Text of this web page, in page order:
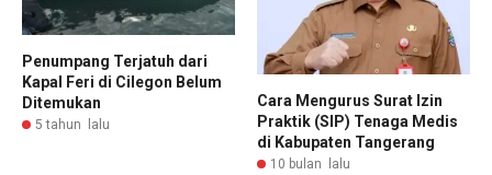
Penumpang Terjatuh dari
Kapal Feri di Cilegon Belum
Ditemukan
5 tahun lalu
Cara Mengurus Surat Izin
Praktik (SIP) Tenaga Medis
di Kabupaten Tangerang
10 bulan lalu